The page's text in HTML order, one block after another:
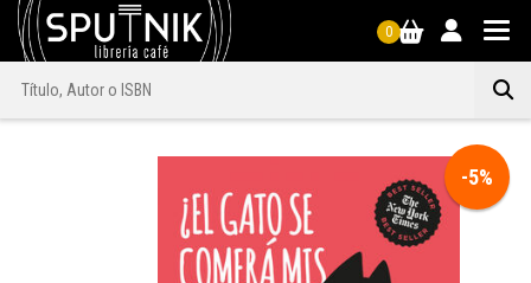
0
-5%